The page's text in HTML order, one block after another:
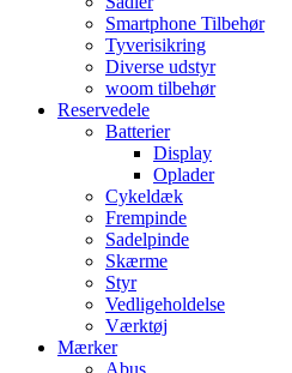
Smartphone Tilbehør
Tyverisikring
Diverse udstyr
woom tilbehør
Reservedele
Batterier
Display
Oplader
Cykeldæk
Frempinde
Sadelpinde
Skærme
Styr
Vedligeholdelse
Værktøj
Mærker
Abus